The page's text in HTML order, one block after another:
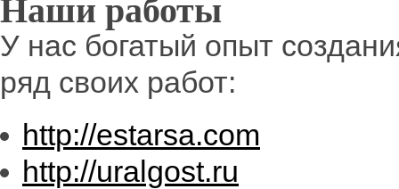
У нас богатый опыт
ряд своих работ:
http://estarsa.com
http://uralgost.ru